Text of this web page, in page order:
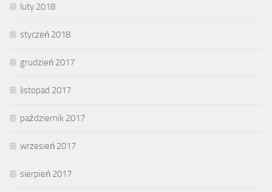
luty 2018
styczeń 2018
grudzień 2017
listopad 2017
październik 2017
wrzesień 2017
sierpień 2017